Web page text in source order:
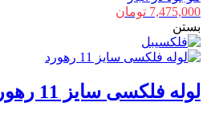
7,475,000 تومان
بستن
لوله فلکسی سایز 11 رهورد خراسان